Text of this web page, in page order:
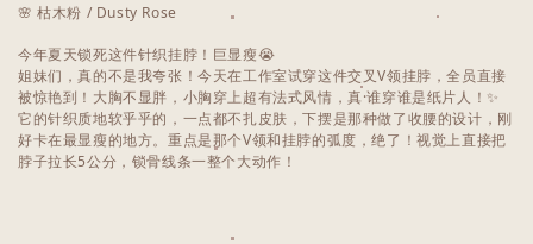
🌸 枯木粉 / Dusty Rose
今年夏天锁死这件针织挂脖！巨显瘦😭
姐妹们，真的不是我夸张！今天在工作室试穿这件交叉V领挂脖，全员直接
被惊艳到！大胸不显胖，小胸穿上超有法式风情，真·谁穿谁是纸片人！✨
它的针织质地软乎乎的，一点都不扎皮肤，下摆是那种做了收腰的设计，刚
好卡在最显瘦的地方。重点是那个V领和挂脖的弧度，绝了！视觉上直接把
脖子拉长5公分，锁骨线条一整个大动作！